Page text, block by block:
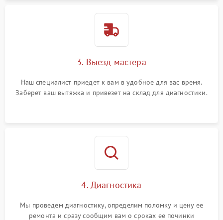
3. Выезд мастера
Наш специалист приедет к вам в удобное для вас время.
Заберет ваш вытяжка и привезет на склад для диагностики.
4. Диагностика
Мы проведем диагностику, определим поломку и цену ее
ремонта и сразу сообщим вам о сроках ее починки